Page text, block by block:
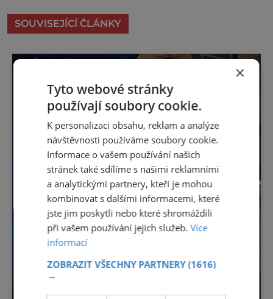
SOUVISEJÍCÍ ČLÁNKY
×
Tyto webové stránky
používají soubory cookie.
K personalizaci obsahu, reklam a analýze
návštěvnosti používáme soubory cookie.
Informace o vašem používání našich
stránek také sdílíme s našimi reklamními
a analytickými partnery, kteří je mohou
kombinovat s dalšími informacemi, které
jste jim poskytli nebo které shromáždili
při vašem používání jejich služeb.Více
informací
ZOBRAZIT VŠECHNY PARTNERY(1616)
→